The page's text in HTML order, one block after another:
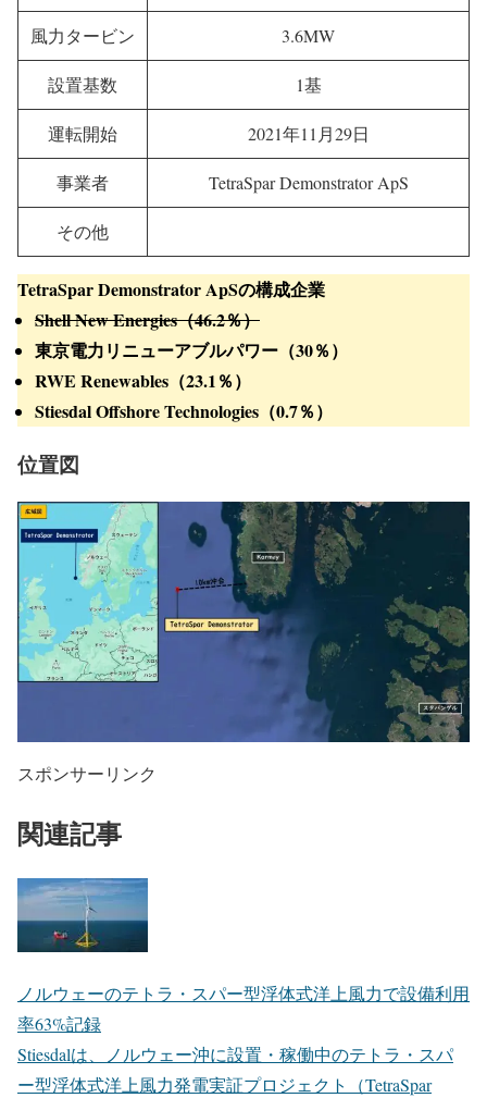
風力タービン 3.6MW
設置基数 1基
運転開始 2021年11月29日
事業者 TetraSpar Demonstrator ApS
その他
TetraSpar Demonstrator ApSの構成企業
Shell New Energies（46.2％）
東京電力リニューアブルパワー（30％）
RWE Renewables（23.1％）
Stiesdal Offshore Technologies（0.7％）
位置図
スポンサーリンク
関連記事
ノルウェーのテトラ・スパー型浮体式洋上風力で設備利用
率63%記録
Stiesdalは、ノルウェー沖に設置・稼働中のテトラ・スパ
ー型浮体式洋上風力発電実証プロジェクト（TetraSpar